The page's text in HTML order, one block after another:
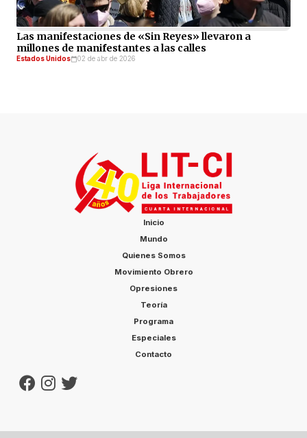
Las manifestaciones de «Sin Reyes» llevaron a
millones de manifestantes a las calles
Estados Unidos 02 de abr de 2026
Inicio
Mundo
Quienes Somos
Movimiento Obrero
Opresiones
Teoría
Programa
Especiales
Contacto